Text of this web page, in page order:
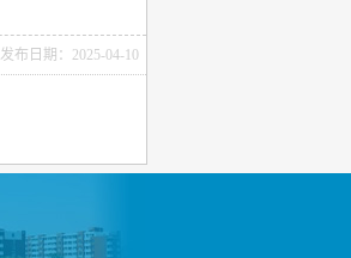
发布日期：2025-04-10